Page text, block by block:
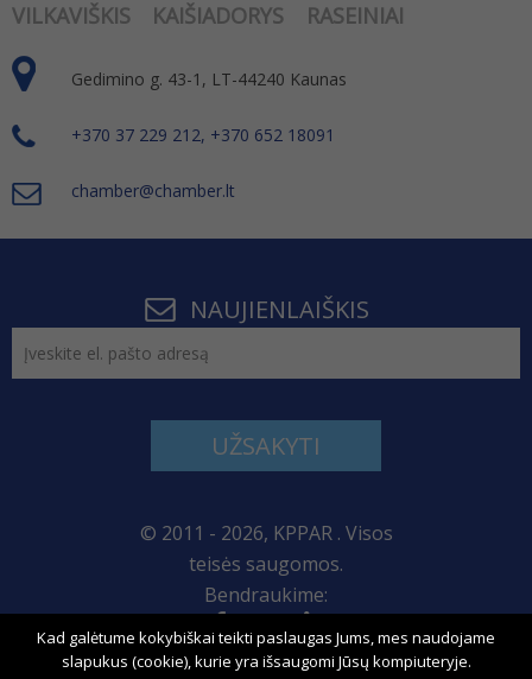
VILKAVIŠKIS
KAIŠIADORYS RASEINIAI
Gedimino g. 43-1, LT-44240 Kaunas
+370 37 229 212, +370 652 18091
chamber@chamber.lt
NAUJIENLAIŠKIS
UŽSAKYTI
© 2011 - 2026, KPPAR . Visos
teisės saugomos.
Bendraukime:
Svetainės žemėlapis
Kad galėtume kokybiškai teikti paslaugas Jums, mes naudojame
slapukus (cookie), kurie yra išsaugomi Jūsų kompiuteryje.